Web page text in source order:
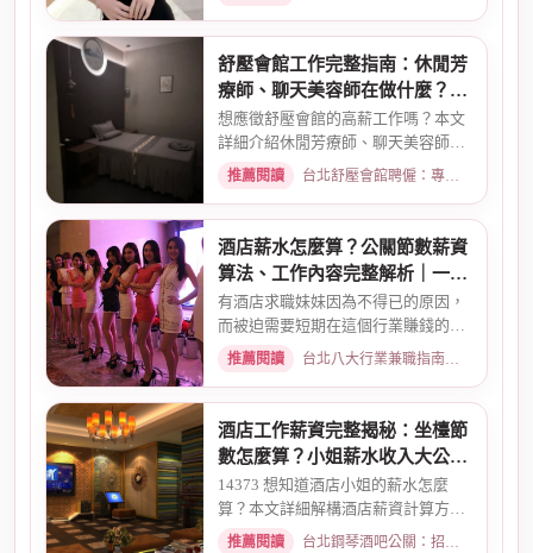
舒壓會館工作完整指南：休閒芳
療師、聊天美容師在做什麼？薪
資待遇一次看
想應徵舒壓會館的高薪工作嗎？本文
詳細介紹休閒芳療師、聊天美容師的
真實工作內容、薪資計算方式...
推薦閱讀 台北舒壓會館聘僱：專業按摩師職缺與職涯規劃 · 2026-03-09
酒店薪水怎麼算？公關節數薪資
算法、工作內容完整解析｜一次
搞懂收入結構
有酒店求職妹妹因為不得已的原因，
而被迫需要短期在這個行業賺錢的時
候而環境又你文章提到的那麼...
推薦閱讀 台北八大行業兼職指南：熱門職缺與求職須知 · 2026-02-13
酒店工作薪資完整揭秘：坐檯節
數怎麼算？小姐薪水收入大公開
｜2026最新
14373 想知道酒店小姐的薪水怎麼
算？本文詳細解構酒店薪資計算方
式，從「坐檯節數」的基本概念、...
推薦閱讀 台北鋼琴酒吧公關：招募條件與工作環境介紹 · 2026-03-09